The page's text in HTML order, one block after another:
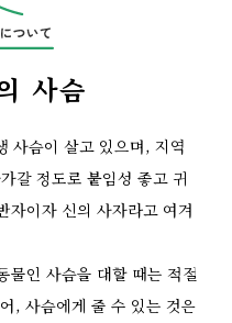
사슴
사슴이 살고 있으며, 지역
갈 정도로 붙임성 좋고 귀
자이자 신의 사자라고 여겨
물인 사슴을 대할 때는 적절
, 사슴에게 줄 수 있는 것은